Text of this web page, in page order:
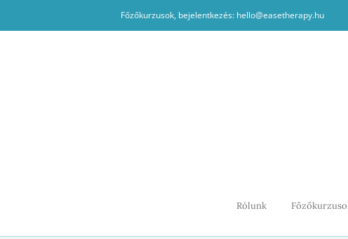
Főzőkurzusok, bejelentkezés: hello@easetherapy.hu
Rólunk